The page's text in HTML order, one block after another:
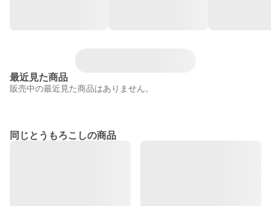
最近見た商品
販売中の最近見た商品はありません。
同じとうもろこしの商品